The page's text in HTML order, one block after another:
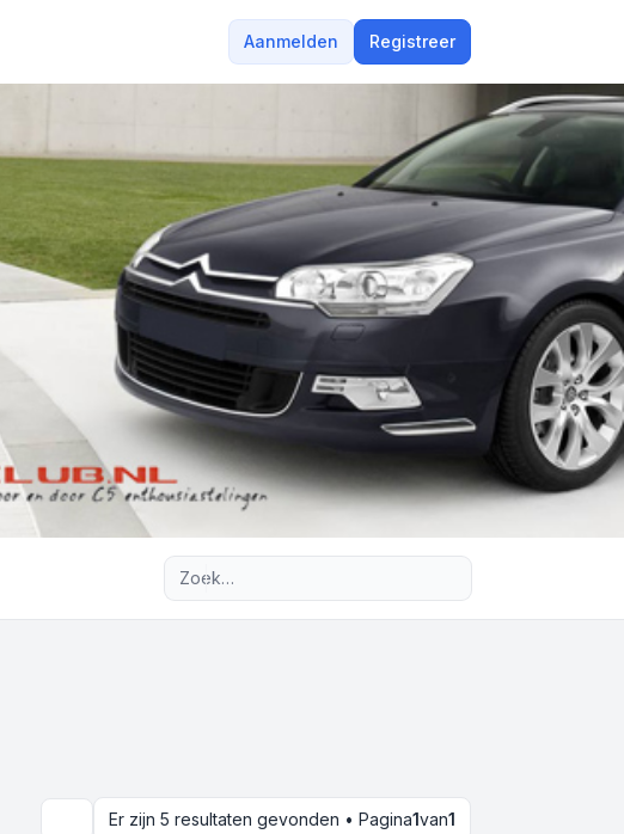
Aanmelden Registreer
Er zijn 5 resultaten gevonden • Pagina1van1